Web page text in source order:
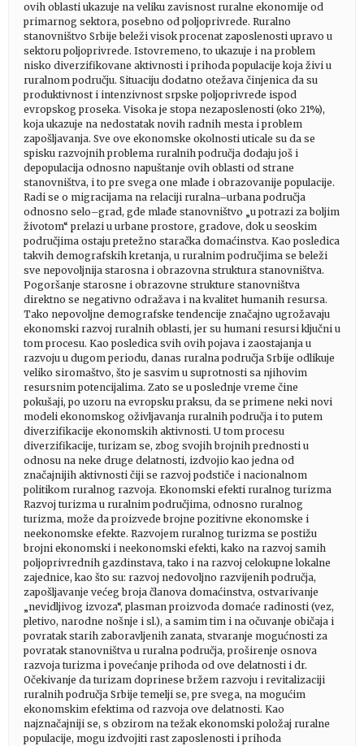
ovih oblasti ukazuje na veliku zavisnost ruralne ekonomije od
primarnog sektora, posebno od poljoprivrede. Ruralno
stanovništvo Srbije beleži visok procenat zaposlenosti upravo u
sektoru poljoprivrede. Istovremeno, to ukazuje i na problem
nisko diverzifikovane aktivnosti i prihoda populacije koja živi u
ruralnom području. Situaciju dodatno otežava činjenica da su
produktivnost i intenzivnost srpske poljoprivrede ispod
evropskog proseka. Visoka je stopa nezaposlenosti (oko 21%),
koja ukazuje na nedostatak novih radnih mesta i problem
zapošljavanja. Sve ove ekonomske okolnosti uticale su da se
spisku razvojnih problema ruralnih područja dodaju još i
depopulacija odnosno napuštanje ovih oblasti od strane
stanovništva, i to pre svega one mlađe i obrazovanije populacije.
Radi se o migracijama na relaciji ruralna–urbana područja
odnosno selo–grad, gde mlađe stanovništvo „u potrazi za boljim
životom“ prelazi u urbane prostore, gradove, dok u seoskim
područjima ostaju pretežno staračka domaćinstva. Kao posledica
takvih demografskih kretanja, u ruralnim područjima se beleži
sve nepovoljnija starosna i obrazovna struktura stanovništva.
Pogoršanje starosne i obrazovne strukture stanovništva
direktno se negativno odražava i na kvalitet humanih resursa.
Tako nepovoljne demografske tendencije značajno ugrožavaju
ekonomski razvoj ruralnih oblasti, jer su humani resursi ključni u
tom procesu. Kao posledica svih ovih pojava i zaostajanja u
razvoju u dugom periodu, danas ruralna područja Srbije odlikuje
veliko siromaštvo, što je sasvim u suprotnosti sa njihovim
resursnim potencijalima. Zato se u poslednje vreme čine
pokušaji, po uzoru na evropsku praksu, da se primene neki novi
modeli ekonomskog oživljavanja ruralnih područja i to putem
diverzifikacije ekonomskih aktivnosti. U tom procesu
diverzifikacije, turizam se, zbog svojih brojnih prednosti u
odnosu na neke druge delatnosti, izdvojio kao jedna od
značajnijih aktivnosti čiji se razvoj podstiče i nacionalnom
politikom ruralnog razvoja. Ekonomski efekti ruralnog turizma
Razvoj turizma u ruralnim područjima, odnosno ruralnog
turizma, može da proizvede brojne pozitivne ekonomske i
neekonomske efekte. Razvojem ruralnog turizma se postižu
brojni ekonomski i neekonomski efekti, kako na razvoj samih
poljoprivrednih gazdinstava, tako i na razvoj celokupne lokalne
zajednice, kao što su: razvoj nedovoljno razvijenih područja,
zapošljavanje većeg broja članova domaćinstva, ostvarivanje
„nevidljivog izvoza“, plasman proizvoda domaće radinosti (vez,
pletivo, narodne nošnje i sl.), a samim tim i na očuvanje običaja i
povratak starih zaboravljenih zanata, stvaranje mogućnosti za
povratak stanovništva u ruralna područja, proširenje osnova
razvoja turizma i povećanje prihoda od ove delatnosti i dr.
Očekivanje da turizam doprinese bržem razvoju i revitalizaciji
ruralnih područja Srbije temelji se, pre svega, na mogućim
ekonomskim efektima od razvoja ove delatnosti. Kao
najznačajniji se, s obzirom na težak ekonomski položaj ruralne
populacije, mogu izdvojiti rast zaposlenosti i prihoda